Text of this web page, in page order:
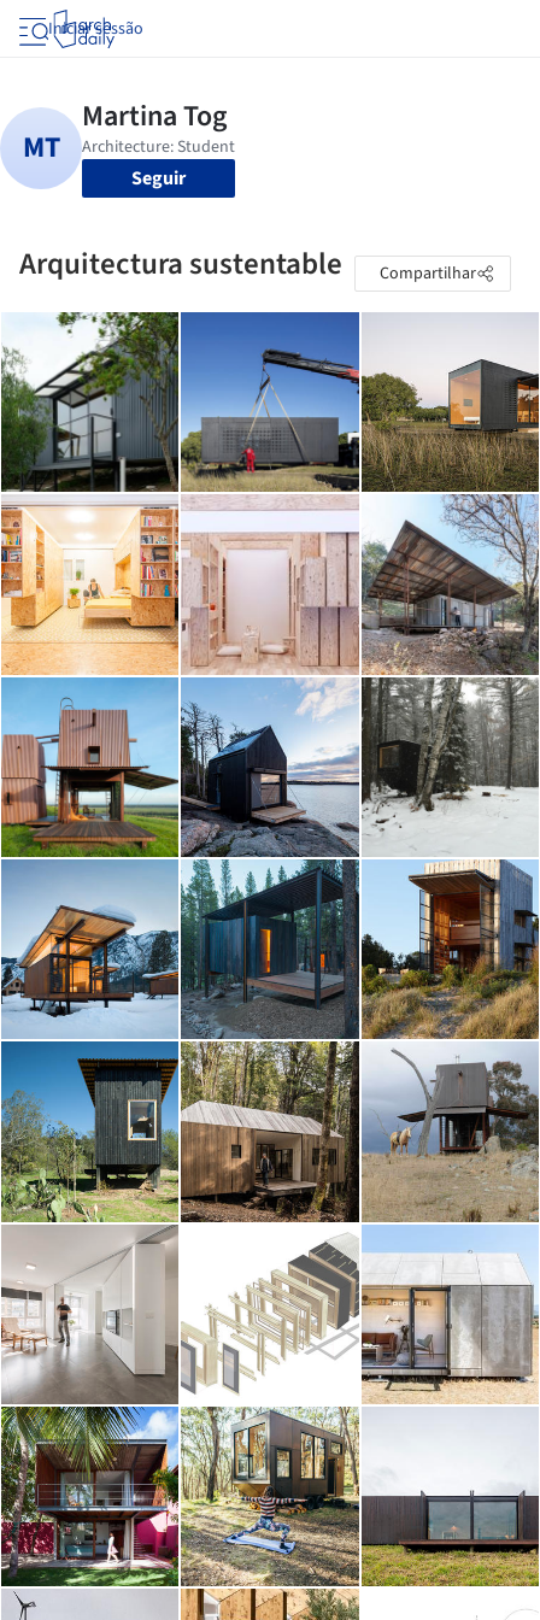
Iniciar sessão
Seguir
Arquitectura sustentable Compartilhar